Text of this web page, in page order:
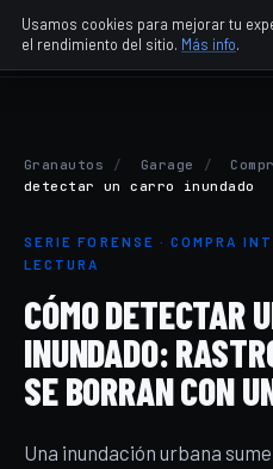
Granautos / Garage /
detectar un carro inundado
SERIE FORENSE · COMPRA
LECTURA
CÓMO DETECTAR
INUNDADO:
SE BORRAN CON
Una inundación urbana
Usamos cookies para mejorar tu
el rendimiento del sitio. Más info.